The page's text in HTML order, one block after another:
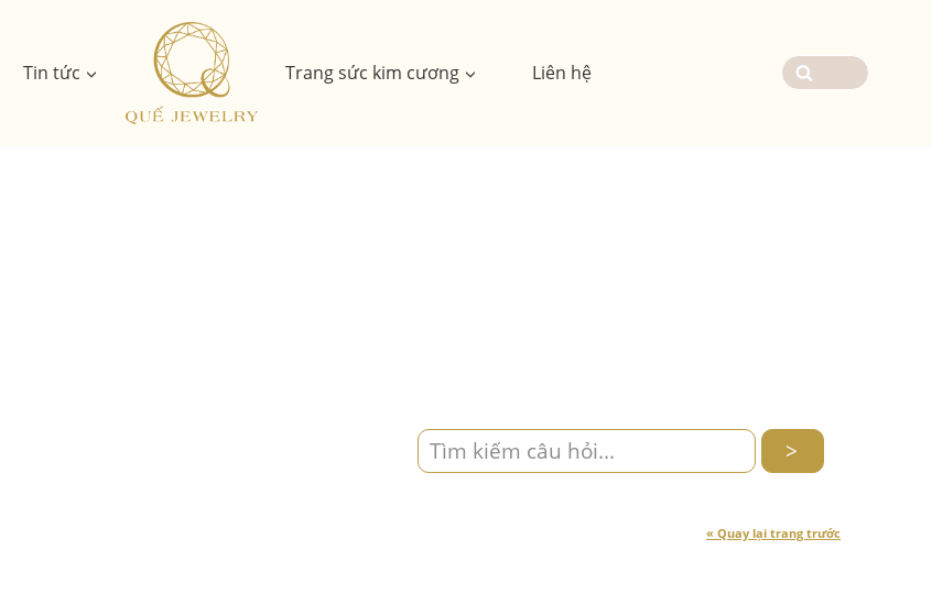
Tin tức Trang sức kim cương Liên hệ
>
« Quay lại trang trước